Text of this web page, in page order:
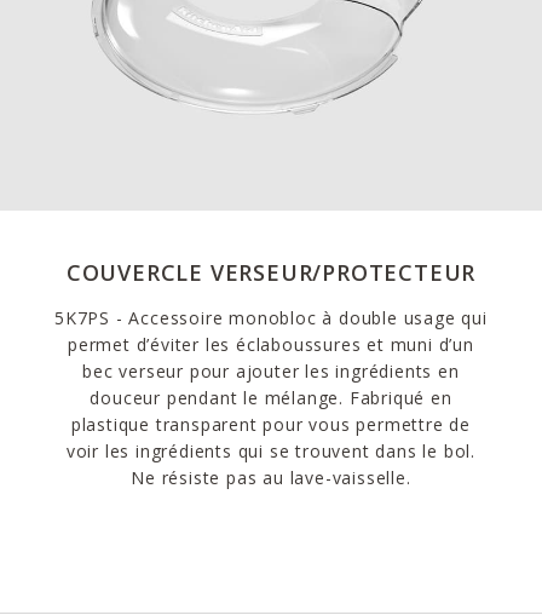
COUVERCLE VERSEUR/PROTECTEUR
5K7PS - Accessoire monobloc à double usage qui
permet d’éviter les éclaboussures et muni d’un
bec verseur pour ajouter les ingrédients en
douceur pendant le mélange. Fabriqué en
plastique transparent pour vous permettre de
voir les ingrédients qui se trouvent dans le bol.
Ne résiste pas au lave-vaisselle.